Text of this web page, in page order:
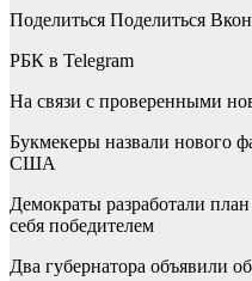
Поделиться Поделиться
РБК в Telegram
На связи с проверенными
Букмекеры назвали нового
США
Демократы разработали
себя победителем
Два губернатора объявили